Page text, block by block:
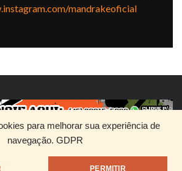
para melhorar sua experiência de
navegação. GDPR
PERMITIR
mandrakeoficial